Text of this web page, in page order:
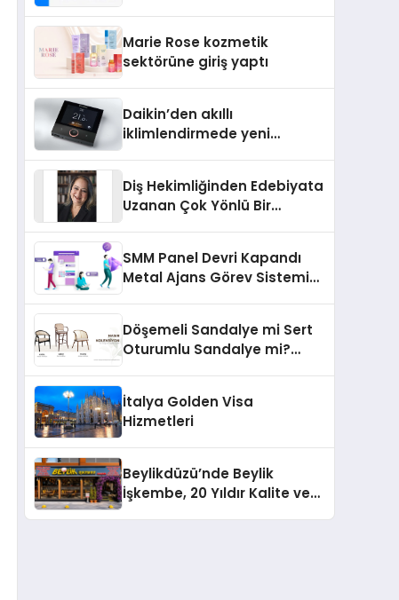
Aldı
Marie Rose kozmetik
sektörüne giriş yaptı
Daikin’den akıllı
iklimlendirmede yeni
Diş Hekimliğinden Edebiyata
Uzanan Çok Yönlü Bir
SMM Panel Devri Kapandı
Metal Ajans Görev Sistemi
Döşemeli Sandalye mi Sert
Oturumlu Sandalye mi?
İtalya Golden Visa
Hizmetleri
Beylikdüzü’nde Beylik
İşkembe, 20 Yıldır Kalite ve